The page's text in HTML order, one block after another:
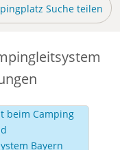
Suche teilen